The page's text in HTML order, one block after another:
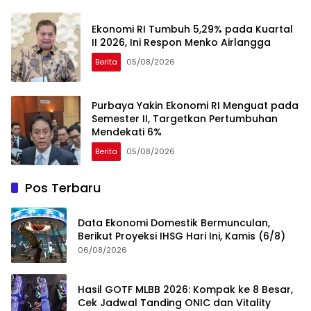
Ekonomi RI Tumbuh 5,29% pada Kuartal
II 2026, Ini Respon Menko Airlangga
Berita 05/08/2026
Purbaya Yakin Ekonomi RI Menguat pada
Semester II, Targetkan Pertumbuhan
Mendekati 6%
Berita 05/08/2026
Pos Terbaru
Data Ekonomi Domestik Bermunculan,
Berikut Proyeksi IHSG Hari Ini, Kamis (6/8)
06/08/2026
Hasil GOTF MLBB 2026: Kompak ke 8 Besar,
Cek Jadwal Tanding ONIC dan Vitality